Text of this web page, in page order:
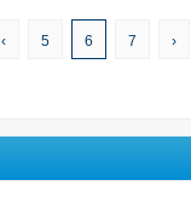
‹ 5 6 7 ›